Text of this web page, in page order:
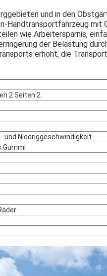
und in den
Handtransportfahrzeug mit
wie Arbeitersparnis,
der Belastung
erhöht, die
2 Seiten 2
und Niedriggeschwindigkeit
Gummi